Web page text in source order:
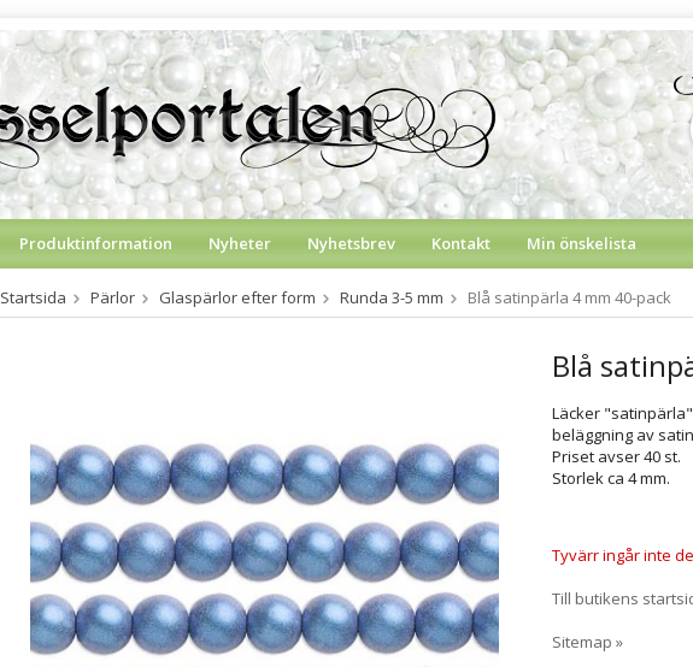
Produktinformation Nyheter Nyhetsbrev Kontakt Min önskelista
Startsida Pärlor Glaspärlor efter form Runda 3-5 mm Blå satinpärla 4 mm 40-pack
Blå
Läcker
beläggning av
Priset avser 40 st.
Storlek ca 4 mm.
Tyvärr ingår inte
Till butikens
Sitemap »